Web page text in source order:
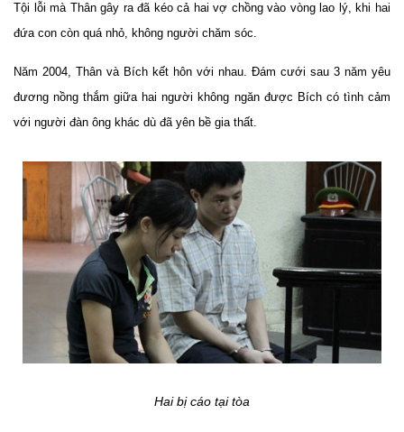
Tội lỗi mà Thân gây ra đã kéo cả hai vợ chồng vào vòng lao lý, khi hai
đứa con còn quá nhỏ, không người chăm sóc.
Năm 2004, Thân và Bích kết hôn với nhau. Đám cưới sau 3 năm yêu
đương nồng thắm giữa hai người không ngăn được Bích có tình cảm
với người đàn ông khác dù đã yên bề gia thất.
Hai bị cáo tại tòa